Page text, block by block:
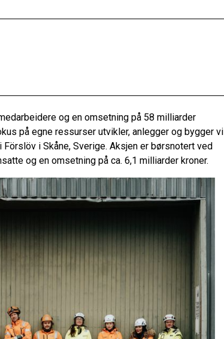
og en omsetning på 58 milliarder
på egne ressurser utvikler, anlegger og bygger vi
i Skåne, Sverige. Aksjen er børsnotert ved
og en omsetning på ca. 6,1 milliarder kroner.